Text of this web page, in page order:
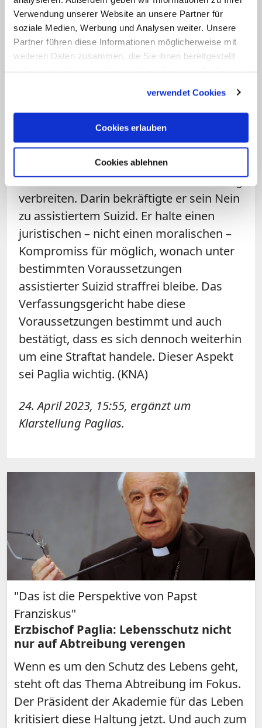
Verwendung unserer Website an unsere Partner für
soziale Medien, Werbung und Analysen weiter. Unsere
Partner führen diese Informationen möglicherweise mit
weiteren Daten zusammen, die Sie ihnen bereitgestellt
verwendet Cookies
Cookies erlauben
Cookies ablehnen
Famiglia" als "Nachgeben gegenüber der
Verirrung der Euthanasie" kritisiert. Die
konservative katholische Plattform "La
Nuova Bussola Quotidiana"
den Worten: "Eine Ohrfeige für das
Lehramt."
Der Erzbischof ließ am
Montagnachmittag über die Päpstliche
Akademie für das Leben eine Klarstellung
verbreiten. Darin bekräftigte er sein Nein
zu assistiertem Suizid. Er halte einen
juristischen – nicht einen moralischen –
Kompromiss für möglich, wonach unter
bestimmten Voraussetzungen
assistierter Suizid straffrei bleibe. Das
Verfassungsgericht habe diese
Voraussetzungen bestimmt und auch
bestätigt, dass es sich dennoch weiterhin
um eine Straftat handele. Dieser Aspekt
sei Paglia wichtig. (KNA)
24. April 2023, 15:55, ergänzt um
Klarstellung Paglias.
"Das ist die Perspektive von Papst
Franziskus"
Erzbischof Paglia: Lebensschutz nicht
nur auf Abtreibung verengen
Wenn es um den Schutz des Lebens geht,
steht oft das Thema Abtreibung im Fokus.
Der Präsident der Akademie für das Leben
kritisiert diese Haltung jetzt. Und auch zum